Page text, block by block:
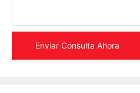
Enviar Consulta Ahora